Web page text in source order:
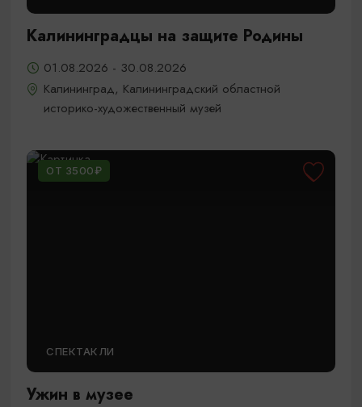
Калининградцы на защите Родины
01.08.2026 - 30.08.2026
Калининград, Калининградский областной
историко-художественный музей
ОТ 3500₽
СПЕКТАКЛИ
Ужин в музее